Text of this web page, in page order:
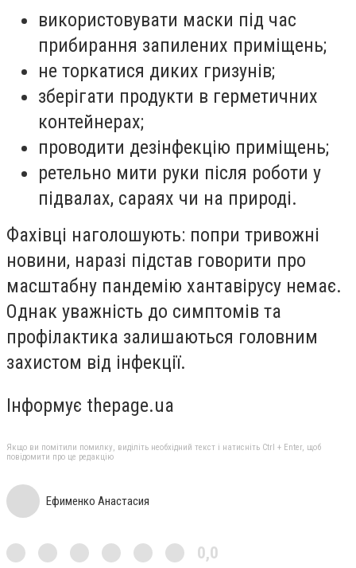
використовувати маски під час
прибирання запилених приміщень;
не торкатися диких гризунів;
зберігати продукти в герметичних
контейнерах;
проводити дезінфекцію приміщень;
ретельно мити руки після роботи у
підвалах, сараях чи на природі.
Фахівці наголошують: попри тривожні
новини, наразі підстав говорити про
масштабну пандемію хантавірусу немає.
Однак уважність до симптомів та
профілактика залишаються головним
захистом від інфекції.
Інформує thepage.ua
Якщо ви помітили помилку, виділіть необхідний текст і натисніть Ctrl + Enter, щоб
повідомити про це редакцію
Ефименко Анастасия
0,0